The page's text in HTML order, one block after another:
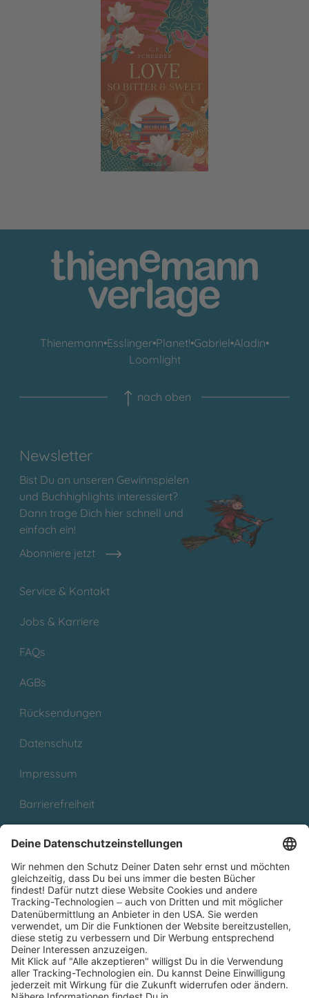
Magnolia Bay 2: Love so Bitter and Sweet
Thienemann•Esslinger•Planet!•Gabriel•Aladin•
Loomlight
nach oben
Newsletter
Bist Du an unseren Gewinnspielen
und Buchhighlights interessiert?
Dann trage Dich hier schnell und
einfach ein!
Abonniere jetzt
Service & Kontakt
Jobs & Karriere
FAQs
AGBs
Rücksendungen
Datenschutz
Impressum
Barrierefreiheit
Partnerprogramm (Affiliate)
Folge uns auf
* Versandkostenfrei ab 9,00 € Bestellwert innerhalb